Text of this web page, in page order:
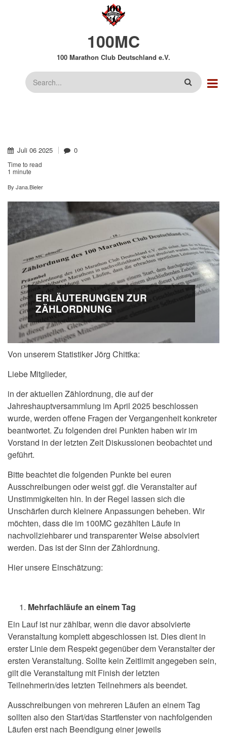
100MC
100 Marathon Club Deutschland e.V.
Suche
Juli 06 2025 0
Time to read
1 minute
By Jana.Bieler
ERLÄUTERUNGEN ZUR
ZÄHLORDNUNG
Von unserem Statistiker Jörg Chittka:
Liebe Mitglieder,
in der aktuellen Zählordnung, die auf der
Jahreshauptversammlung im April 2025 beschlossen
wurde, werden offene Fragen der Vergangenheit konkreter
beantwortet. Zu folgenden drei Punkten haben wir im
Vorstand in der letzten Zeit Diskussionen beobachtet und
geführt.
Bitte beachtet die folgenden Punkte bei euren
Ausschreibungen oder weist ggf. die Veranstalter auf
Unstimmigkeiten hin. In der Regel lassen sich die
Unschärfen durch kleinere Anpassungen beheben. Wir
möchten, dass die im 100MC gezählten Läufe in
nachvollziehbarer und transparenter Weise absolviert
werden. Das ist der Sinn der Zählordnung.
Hier unsere Einschätzung:
Mehrfachläufe an einem Tag
Ein Lauf ist nur zählbar, wenn die davor absolvierte
Veranstaltung komplett abgeschlossen ist. Dies dient in
erster Linie dem Respekt gegenüber dem Veranstalter der
ersten Veranstaltung. Sollte kein Zeitlimit angegeben sein,
gilt die Veranstaltung mit Finish der letzten
Teilnehmerin/des letzten Teilnehmers als beendet.
Ausschreibungen von mehreren Läufen an einem Tag
sollten also den Start/das Startfenster von nachfolgenden
Läufen erst nach Beendigung einer jeweils